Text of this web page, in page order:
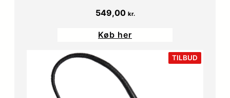
549,00 kr.
Køb her
TILBUD
PÅ